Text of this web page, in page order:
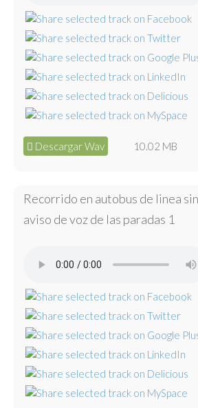
Descargar Wav 10.02 MB
Recorrido en autobus de linea
aviso de voz de las paradas 1